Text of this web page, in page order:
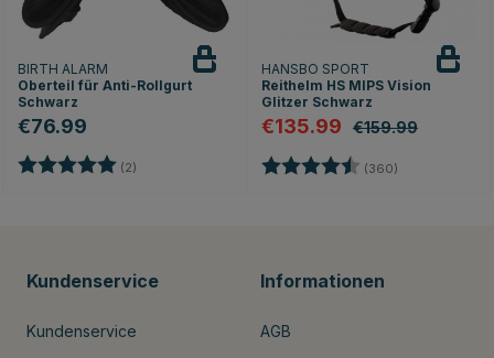
BIRTH ALARM
Oberteil für Anti-Rollgurt
Schwarz
€76.99
Bewertung: (2)
HANSBO SPORT
Reithelm HS MIPS Vision
Glitzer Schwarz
€135.99 €159.99
Bewertung: (360)
Kundenservice
Kundenservice
Informationen
AGB